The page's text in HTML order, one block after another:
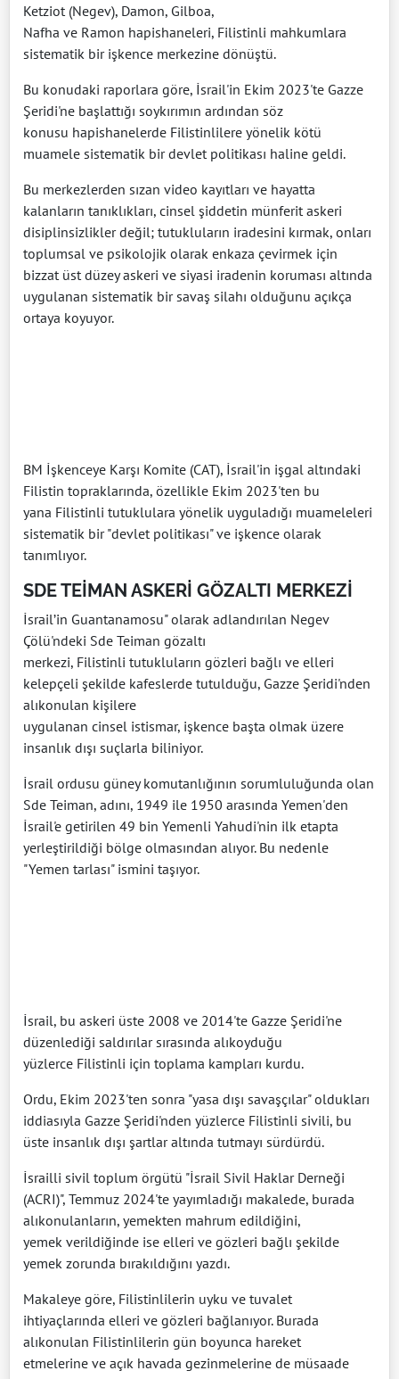
Ketziot (Negev), Damon, Gilboa,
Nafha ve Ramon hapishaneleri, Filistinli mahkumlara
sistematik bir işkence merkezine dönüştü.
Bu konudaki raporlara göre, İsrail'in Ekim 2023'te Gazze
Şeridi'ne başlattığı soykırımın ardından söz
konusu hapishanelerde Filistinlilere yönelik kötü
muamele sistematik bir devlet politikası haline geldi.
Bu merkezlerden sızan video kayıtları ve hayatta
kalanların tanıklıkları, cinsel şiddetin münferit askeri
disiplinsizlikler değil; tutukluların iradesini kırmak, onları
toplumsal ve psikolojik olarak enkaza çevirmek için
bizzat üst düzey askeri ve siyasi iradenin koruması altında
uygulanan sistematik bir savaş silahı olduğunu açıkça
ortaya koyuyor.
BM İşkenceye Karşı Komite (CAT), İsrail'in işgal altındaki
Filistin topraklarında, özellikle Ekim 2023'ten bu
yana Filistinli tutuklulara yönelik uyguladığı muameleleri
sistematik bir "devlet politikası" ve işkence olarak
tanımlıyor.
SDE TEİMAN ASKERİ GÖZALTI MERKEZİ
İsrail’in Guantanamosu" olarak adlandırılan Negev
Çölü'ndeki Sde Teiman gözaltı
merkezi, Filistinli tutukluların gözleri bağlı ve elleri
kelepçeli şekilde kafeslerde tutulduğu, Gazze Şeridi'nden
alıkonulan kişilere
uygulanan cinsel istismar, işkence başta olmak üzere
insanlık dışı suçlarla biliniyor.
İsrail ordusu güney komutanlığının sorumluluğunda olan
Sde Teiman, adını, 1949 ile 1950 arasında Yemen'den
İsrail'e getirilen 49 bin Yemenli Yahudi'nin ilk etapta
yerleştirildiği bölge olmasından alıyor. Bu nedenle
"Yemen tarlası" ismini taşıyor.
İsrail, bu askeri üste 2008 ve 2014'te Gazze Şeridi'ne
düzenlediği saldırılar sırasında alıkoyduğu
yüzlerce Filistinli için toplama kampları kurdu.
Ordu, Ekim 2023'ten sonra "yasa dışı savaşçılar" oldukları
iddiasıyla Gazze Şeridi'nden yüzlerce Filistinli sivili, bu
üste insanlık dışı şartlar altında tutmayı sürdürdü.
İsrailli sivil toplum örgütü "İsrail Sivil Haklar Derneği
(ACRI)", Temmuz 2024'te yayımladığı makalede, burada
alıkonulanların, yemekten mahrum edildiğini,
yemek verildiğinde ise elleri ve gözleri bağlı şekilde
yemek zorunda bırakıldığını yazdı.
Makaleye göre, Filistinlilerin uyku ve tuvalet
ihtiyaçlarında elleri ve gözleri bağlanıyor. Burada
alıkonulan Filistinlilerin gün boyunca hareket
etmelerine ve açık havada gezinmelerine de müsaade